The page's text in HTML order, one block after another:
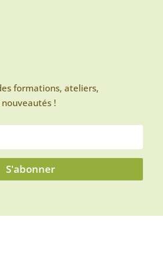
formations, ateliers,
!
S'abonner